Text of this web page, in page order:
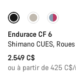
Nouveau
Endurace CF 6
Shimano CUES,
2.549 C$
ou à partir de 425